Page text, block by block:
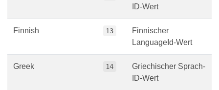
ID-Wert
Finnish 13
Finnischer
LanguageId-Wert
Greek 14
Griechischer Sprach-
ID-Wert